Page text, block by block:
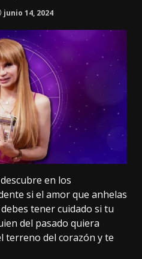
junio 14, 2024
en los
si el amor que anhelas
tener cuidado si tu
del pasado quiera
terreno del corazón y te